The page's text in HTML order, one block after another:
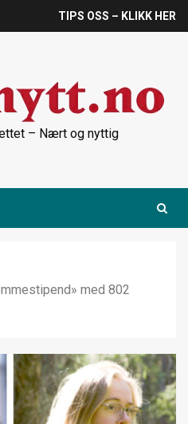
TIPS OSS – KLIKK HER
– Nært og nyttig
med 802